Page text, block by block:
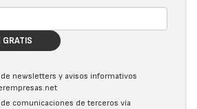
GRATIS
newsletters y avisos informativos
comunicaciones de terceros vía